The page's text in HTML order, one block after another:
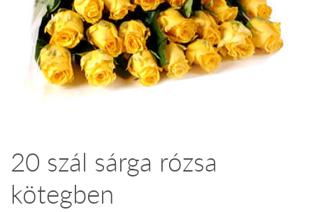
20 szál sárga rózsa
kötegben